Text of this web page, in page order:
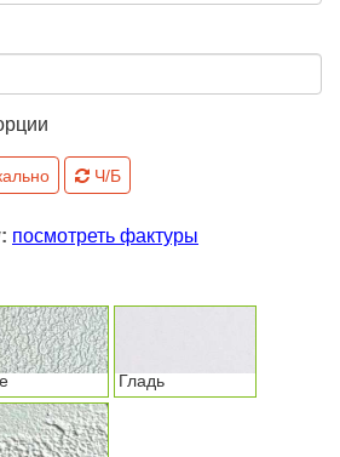
Ч/Б
посмотреть фактуры
Гладь